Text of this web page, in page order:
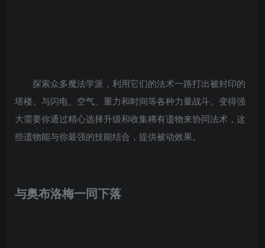
探索众多魔法学派，利用它们的法术一路打出被封印的
塔楼。与闪电、空气、重力和时间等各种力量战斗。变得强
大需要你通过精心选择升级和收集稀有遗物来协同法术，这
些遗物能与你最强的技能结合，提供被动效果。
与奥布洛梅一同下落